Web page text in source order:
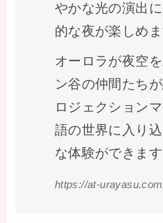
やかな光の演出
的な夜が楽しめま
オーロラが夜空
ン谷の仲間たち
ロジェクション
語の世界に入り
な体験ができます
https://at-